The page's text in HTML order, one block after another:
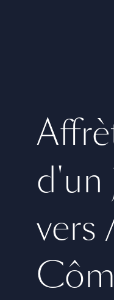
d'un
vers